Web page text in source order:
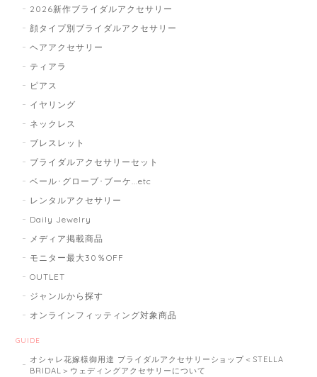
2026新作ブライダルアクセサリー
顔タイプ別ブライダルアクセサリー
ヘアアクセサリー
ティアラ
ピアス
イヤリング
ネックレス
ブレスレット
ブライダルアクセサリーセット
ベール･グローブ･ブーケ...etc
レンタルアクセサリー
Daily Jewelry
メディア掲載商品
モニター最大30％OFF
OUTLET
ジャンルから探す
オンラインフィッティング対象商品
GUIDE
オシャレ花嫁様御用達 ブライダルアクセサリーショップ＜STELLA
BRIDAL＞ウェディングアクセサリーについて